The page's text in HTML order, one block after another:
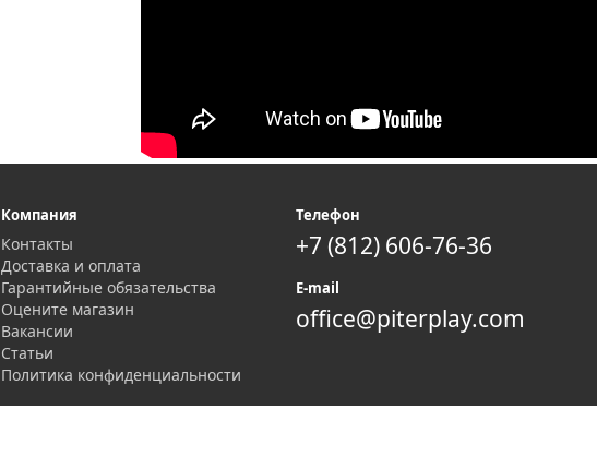
Компания
Контакты
Доставка и оплата
Гарантийные обязательства
Оцените магазин
Вакансии
Статьи
Политика конфиденциальности
Телефон
+7 (812) 606-76-36
E-mail
office@piterplay.com